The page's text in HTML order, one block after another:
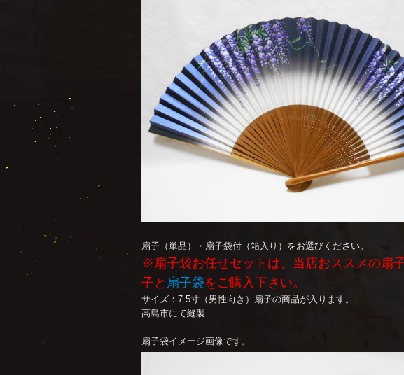
扇子（単品）・扇子袋付（箱入り）をお選びください。
※扇子袋お任せセットは、当店おススメの扇
子と 扇子袋をご購入下さい。
サイズ：7.5寸（男性向き）扇子の商品が入ります。
高島市にて縫製
扇子袋イメージ画像です。